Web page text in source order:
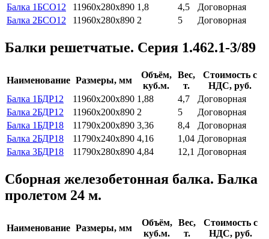
Балка 1БСО12
11960х280х890 1,8 4,5
Договорная
Балка 2БСО12
11960х280х890 2 5 Договорная
Балки решетчатые. Серия 1.462.1-3/89
Наименование Размеры, мм
Объём,
куб.м.
Вес,
т.
Стоимость с
НДС, руб.
Балка 1БДР12
11960х200х890 1,88 4,7
Договорная
Балка 2БДР12
11960х200х890 2 5
Договорная
Балка 1БДР18
11790х200х890 3,36 8,4
Договорная
Балка 2БДР18
11790х240х890 4,16 1,04 Договорная
Балка 3БДР18
11790х280х890 4,84 12,1 Договорная
Сборная железобетонная балка. Балка
пролетом 24 м.
Наименование Размеры, мм
Объём,
куб.м.
Вес,
т.
Стоимость с
НДС, руб.